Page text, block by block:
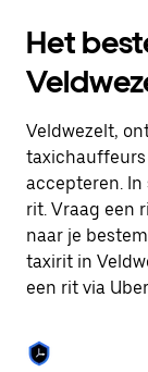
de
agenda
te
openen
een
datum
selecteren.
Druk
op
Escape
om
de
sluiten.
Het
Veldwezelt,
taxichauffeurs
accepteren. In
rit. Vraag een
naar je
taxirit in
een rit via